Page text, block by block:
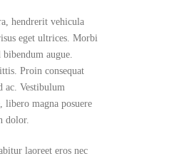
hendrerit vehicula
eget ultrices. Morbi
augue.
Proin consequat
ac. Vestibulum
magna posuere
dolor.
laoreet eros nec